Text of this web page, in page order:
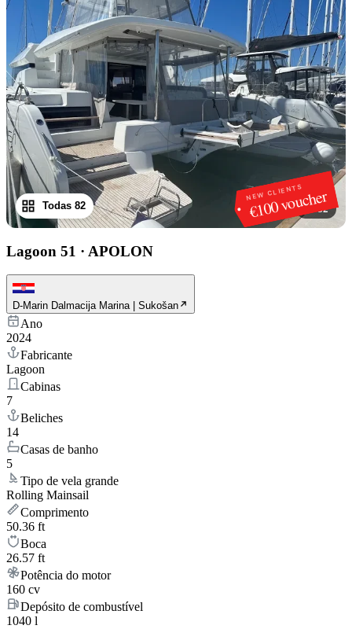
NEW CLIENTS
€100 voucher
1/82
Todas 82
Lagoon 51 · APOLON
D-Marin Dalmacija Marina | Sukošan
Ano
2024
Fabricante
Lagoon
Cabinas
7
Beliches
14
Casas de banho
5
Tipo de vela grande
Rolling Mainsail
Comprimento
50.36 ft
Boca
26.57 ft
Potência do motor
160 cv
Depósito de combustível
1040 l